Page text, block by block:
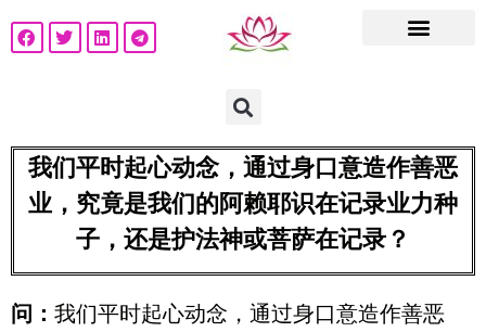
我们平时起心动念，通过身口意造作善恶
业，究竟是我们的阿赖耶识在记录业力种
子，还是护法神或菩萨在记录？
问： 我们平时起心动念，通过身口意造作善恶